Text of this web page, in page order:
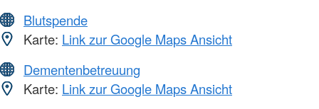
Blutspende
Karte: Link zur Google Maps Ansicht
Dementenbetreuung
Karte: Link zur Google Maps Ansicht